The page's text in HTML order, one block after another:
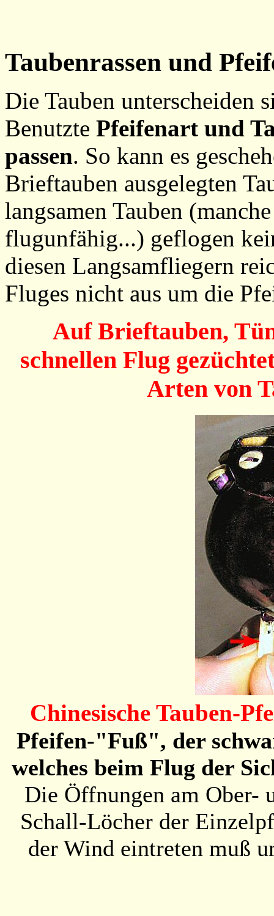
Taubenrassen und
Die Tauben unterscheiden
Benutzte Pfeifenart und
passen. So kann es
Brieftauben ausgelegten
langsamen Tauben
flugunfähig...) geflogen
diesen Langsamfliegern
Fluges nicht aus um die
Auf Brieftauben,
schnellen Flug
Arten von
Chinesische Tauben-
Pfeifen-"Fuß", der
welches beim Flug der
Die Öffnungen am Ober-
Schall-Löcher der
der Wind eintreten muß